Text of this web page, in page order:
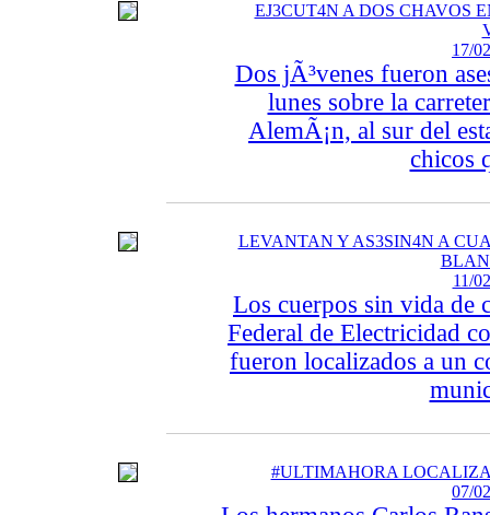
EJ3CUT4N A DOS CHAVOS
17/
Dos jÃ³venes fueron
lunes sobre la
AlemÃ¡n, al sur del
chicos
LEVANTAN Y AS3SIN4N A
11/
Los cuerpos sin vida de
Federal de Electricidad
fueron localizados a un
#ULTIMAHORA
07/